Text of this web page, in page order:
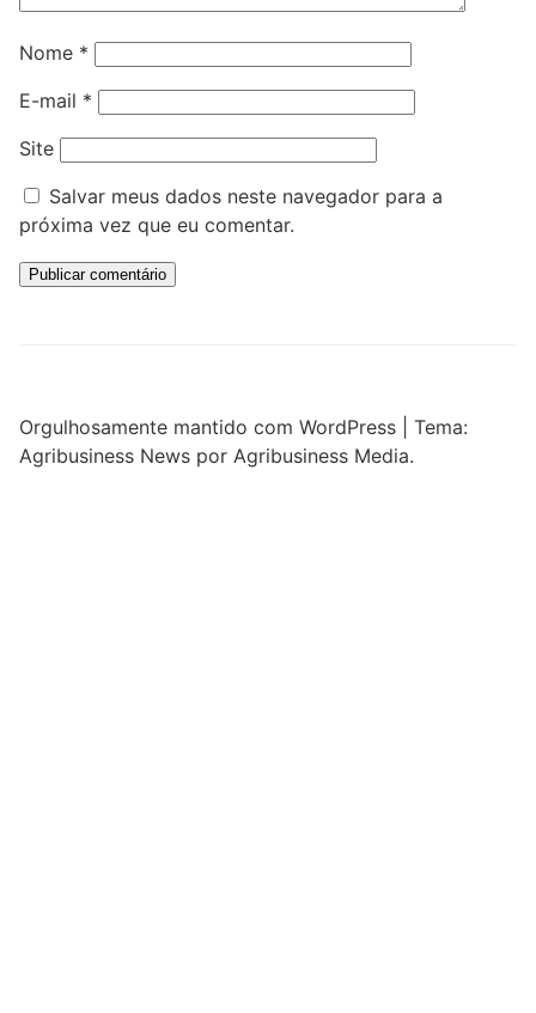
Nome *
E-mail *
Site
Salvar meus dados neste navegador para a
próxima vez que eu comentar.
Orgulhosamente mantido com WordPress
Tema:
Agribusiness News por Agribusiness Media.